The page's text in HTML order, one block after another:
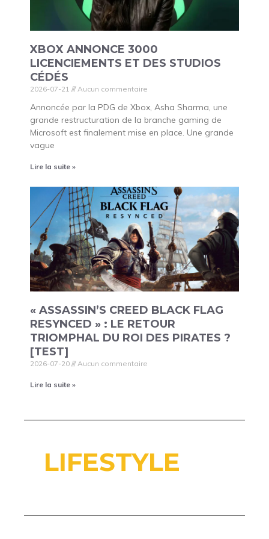
XBOX ANNONCE 3000
LICENCIEMENTS ET DES STUDIOS
CÉDÉS
2026-07-21 Aucun commentaire
Annoncée par la PDG de Xbox, Asha Sharma, une
grande restructuration de la branche gaming de
Microsoft est finalement mise en place. Une grande
vague
Lire la suite »
« ASSASSIN’S CREED BLACK FLAG
RESYNCED » : LE RETOUR
TRIOMPHAL DU ROI DES PIRATES ?
[TEST]
2026-07-20 Aucun commentaire
Lire la suite »
LIFESTYLE